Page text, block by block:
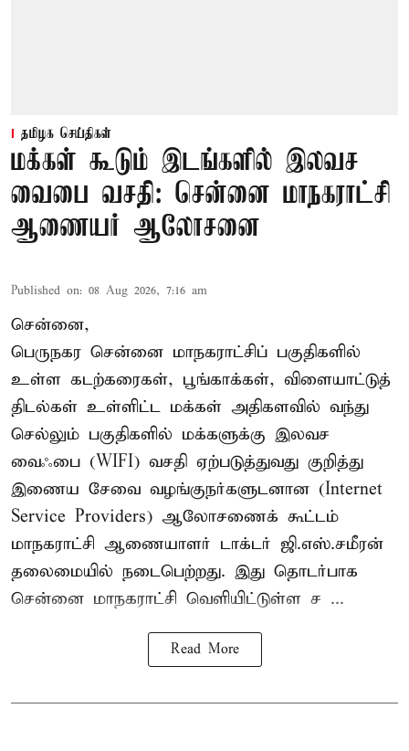
தமிழக செய்திகள்
மக்கள் கூடும் இடங்களில் இலவச
வைபை வசதி: சென்னை மாநகராட்சி
ஆணையர் ஆலோசனை
Published on: 08 Aug 2026, 7:16 am
சென்னை,
பெருநகர சென்னை மாநகராட்சிப் பகுதிகளில்
உள்ள கடற்கரைகள், பூங்காக்கள், விளையாட்டுத்
திடல்கள் உள்ளிட்ட மக்கள் அதிகளவில் வந்து
செல்லும் பகுதிகளில் மக்களுக்கு இலவச
வைஃபை (WIFI) வசதி ஏற்படுத்துவது குறித்து
இணைய சேவை வழங்குநர்களுடனான (Internet
Service Providers) ஆலோசணைக் கூட்டம்
மாநகராட்சி ஆணையாளர் டாக்டர் ஜி.எஸ்.சமீரன்
தலைமையில் நடைபெற்றது. இது தொடர்பாக
சென்னை மாநகராட்சி வெளியிட்டுள்ள ச ...
Read More